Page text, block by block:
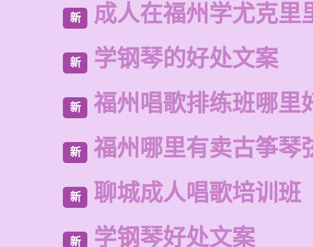
新 成人在福州学尤克里
新 学钢琴的好处文案
新 福州唱歌排练班哪里
新 福州哪里有卖古筝琴
新 聊城成人唱歌培训班
新 学钢琴好处文案